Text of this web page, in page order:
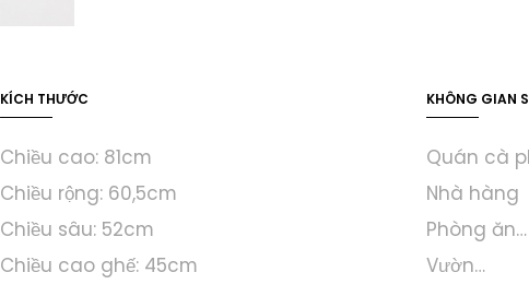
KÍCH THƯỚC
Chiều cao: 81cm
Chiều rộng: 60,5cm
Chiều sâu: 52cm
Chiều cao ghế: 45cm
KHÔNG GIAN
Quán cà
Nhà hàng
Phòng ăn…
Vườn…